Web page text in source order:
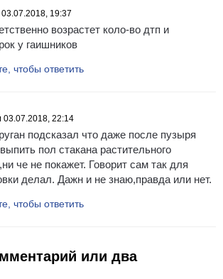
03.07.2018, 19:37
возрастет коло-во дтп и
у гаишников
чтобы ответить
03.07.2018, 22:14
подсказал что даже после пузыря
пол стакана растительного
че не покажет. Говорит сам так для
делал. Дажн и не знаю,правда или нет.
чтобы ответить
или два